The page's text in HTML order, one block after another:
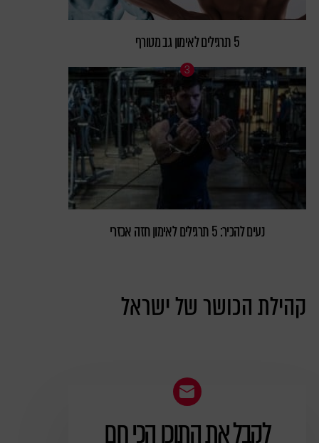
5 תרגילים לאימון גב מטורף
נעים להכיר: 5 תרגילים לאימון חזה אכזרי
קהילת הכושר של ישראל
ניוזלטר
לקבל את התוכן הכי חם